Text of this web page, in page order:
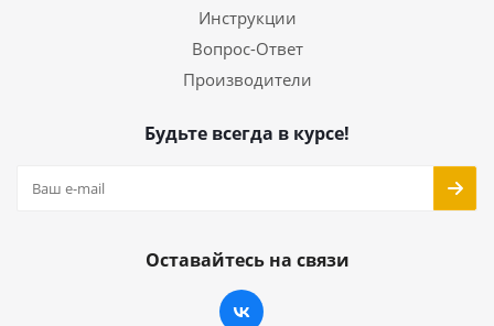
Инструкции
Вопрос-Ответ
Производители
Будьте всегда в курсе!
Оставайтесь на связи